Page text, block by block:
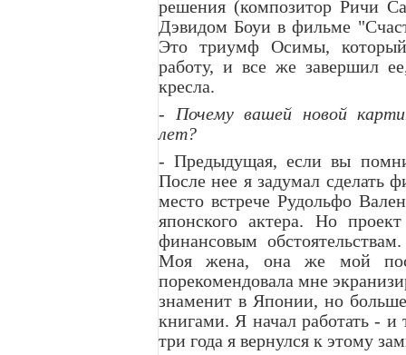
решения (композитор Ричи
Дэвидом Боуи в фильме
Это триумф Осимы, который
работу, и все же завершил
кресла.
- Почему вашей новой
лет?
- Предыдущая, если вы
После нее я задумал сделать
место встрече Рудольфо
японского актера. Но
финансовым
Моя жена, она же мой
порекомендовала мне
знаменит в Японии, но
книгами. Я начал работать - и
три года я вернулся к этому